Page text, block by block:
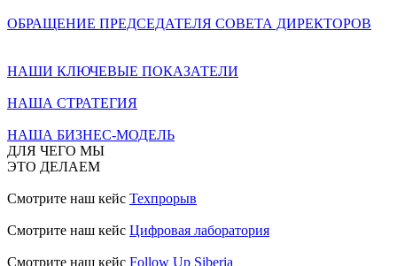
ОБРАЩЕНИЕ ПРЕДСЕДАТЕЛЯ СОВЕТА ДИРЕКТОРОВ
НАШИ КЛЮЧЕВЫЕ ПОКАЗАТЕЛИ
НАША СТРАТЕГИЯ
НАША БИЗНЕС-МОДЕЛЬ
ДЛЯ ЧЕГО МЫ
ЭТО ДЕЛАЕМ
Смотрите наш кейс Техпрорыв
Смотрите наш кейс Цифровая лаборатория
Смотрите наш кейс Follow Up Siberia